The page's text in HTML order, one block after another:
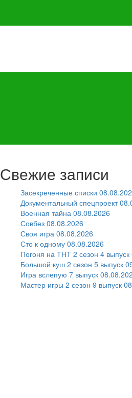
Свежие записи
Засекреченные списки
Документальный спецпроект
Военная тайна 08.08.2026
Совбез 08.08.2026
Своя игра 08.08.2026
Сто к одному 08.08.2026
Погоня на ТНТ 2 сезон 4
Большой куш 2 сезон 5 выпуск
Игра вслепую 7 выпуск
Мастер игры 2 сезон 9 выпуск